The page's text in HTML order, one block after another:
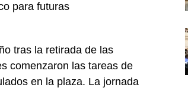
para futuras
tras la retirada de las
comenzaron las tareas de
en la plaza. La jornada